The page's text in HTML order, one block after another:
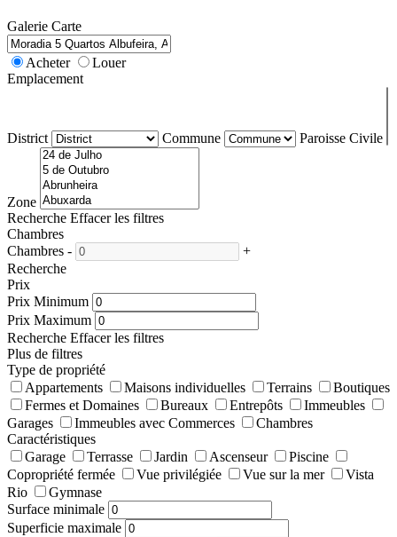
Galerie Carte
Acheter
Louer
Emplacement
District Commune Paroisse Civile
Zone
Recherche Effacer les filtres
Chambres
Chambres -
+
Recherche
Prix
Prix Minimum
Prix Maximum
Recherche Effacer les filtres
Plus de filtres
Type de propriété
Appartements
Maisons individuelles Terrains
Boutiques
Fermes et Domaines
Bureaux Entrepôts
Immeubles
Garages
Immeubles avec Commerces
Chambres
Caractéristiques
Garage
Terrasse Jardin Ascenseur
Piscine
Copropriété fermée
Vue privilégiée Vue sur la mer
Vista
Rio
Gymnase
Surface minimale
Superficie maximale